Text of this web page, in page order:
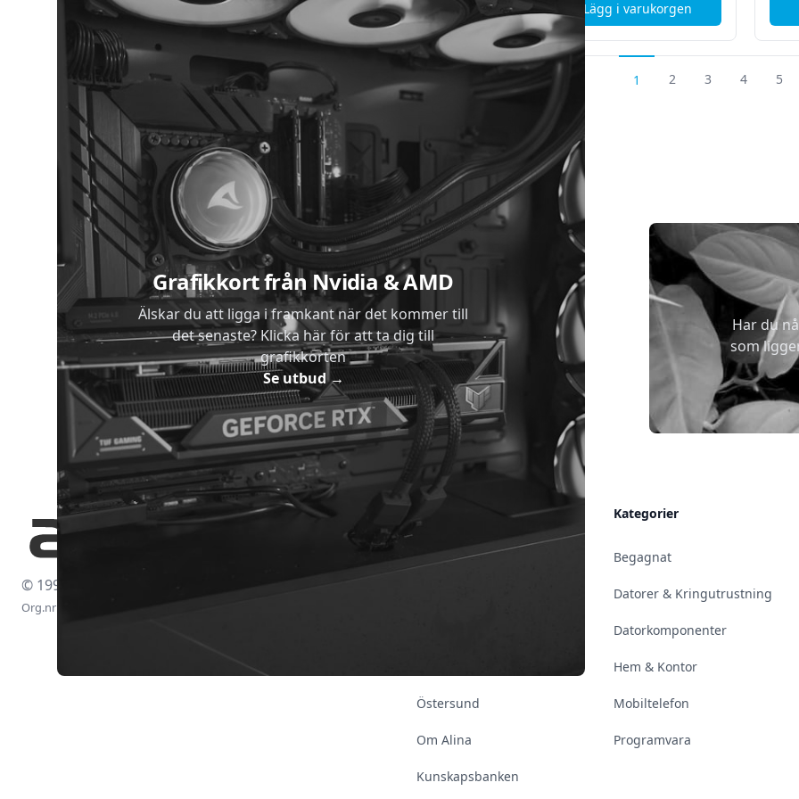
Lägg i varukorgen, DeLock Kamera cover för Laptop, Tablet och Smartphone - 3
Lägg i varukorgen, Logitech C925e Webcam
1 2 3 4 5
Grafikkort från Nvidia & AMD
Älskar du att ligga i framkant när det kommer till
det senaste? Klicka här för att ta dig till
grafikkorten
Se utbud→
Har du
som
© 1997-2026
Org.nr: 556438-4260
Kontakt & Öppettider
Östersund
Om Alina
Kunskapsbanken
Kategorier
Begagnat
Datorer & Kringutrustning
Datorkomponenter
Hem & Kontor
Mobiltelefon
Programvara